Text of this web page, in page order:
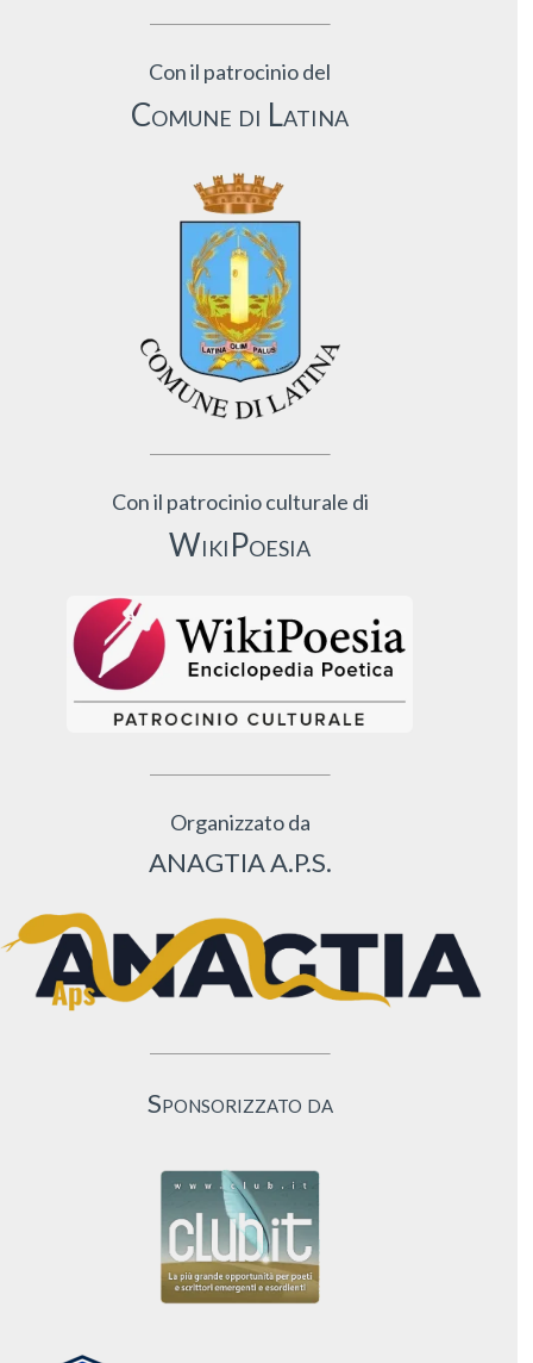
Con il patrocinio del
Comune di Latina
Con il patrocinio culturale di
WikiPoesia
Organizzato da
ANAGTIA A.P.S.
Sponsorizzato da